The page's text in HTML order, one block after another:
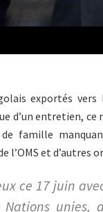
exportés
d’un entretien,
famille
l’OMS et
ce 17 juin
unies,